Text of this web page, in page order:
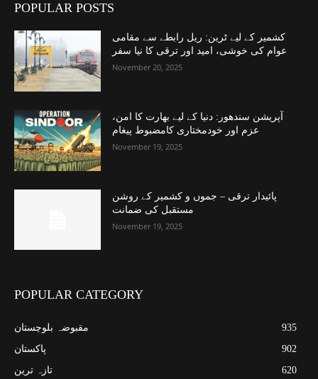
POPULAR POSTS
کشمیر کے لیے ٹرین: ریل رابطے سے مقامی
عوام کی خوشی، امید اور ترقی کا نیا سفر
November 20, 2025
آپریشن سندھور: دنیا کے لیے بھارت کا امن،
عزم اور خودمختاری کامضبوط پیغام
November 19, 2025
پائیدار ترقی – جموں و کشمیر کے روشن
مستقبل کی ضمانت
November 19, 2025
POPULAR CATEGORY
مقبوضہ بلوچستان
935
پاکستان
902
تازہ ترین
620